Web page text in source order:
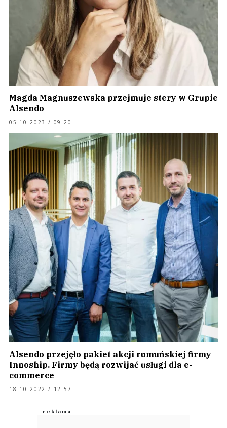
Magda Magnuszewska przejmuje stery w Grupie
Alsendo
05.10.2023 / 09:20
Alsendo przejęło pakiet akcji rumuńskiej firmy
Innoship. Firmy będą rozwijać usługi dla e-
commerce
18.10.2022 / 12:57